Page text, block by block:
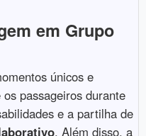
em Grupo
únicos e
passageiros durante
e a partilha de
. Além disso, a